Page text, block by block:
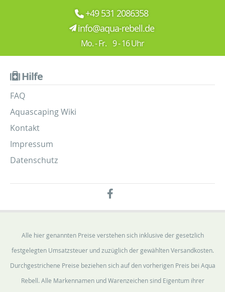
+49 531 2086358
info@aqua-rebell.de
Mo. - Fr. 9 - 16 Uhr
Hilfe
FAQ
Aquascaping Wiki
Kontakt
Impressum
Datenschutz
Alle hier genannten Preise verstehen sich inklusive der gesetzlich
festgelegten Umsatzsteuer und zuzüglich der gewählten Versandkosten.
Durchgestrichene Preise beziehen sich auf den vorherigen Preis bei Aqua
Rebell. Alle Markennamen und Warenzeichen sind Eigentum ihrer